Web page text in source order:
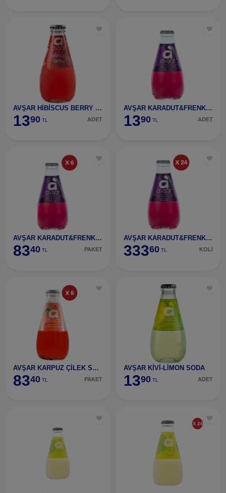
AVŞAR HİBİSCUS BERRY AROM.MADEN SUYU 200 ML
1390 TL ADET
AVŞAR KARADUT&FRENK ÜZÜMÜ ARM.200 ML
1390 TL ADET
AVŞAR KARADUT&FRENK ÜZÜMÜ ARM.200 ML (6 ADET)
8340 TL PAKET
AVŞAR KARADUT&FRENK ÜZÜMÜ ARM.200 ML 24 ADET
33360 TL KOLİ
AVŞAR KARPUZ ÇİLEK SODA 6 ADET
8340 TL PAKET
AVŞAR KİVİ-LİMON SODA
1390 TL ADET